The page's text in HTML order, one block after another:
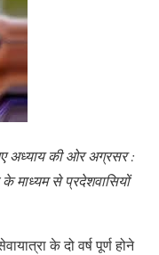
अध्याय की ओर अग्रसर :
माध्यम से प्रदेशवासियों
के दो वर्ष पूर्ण होने